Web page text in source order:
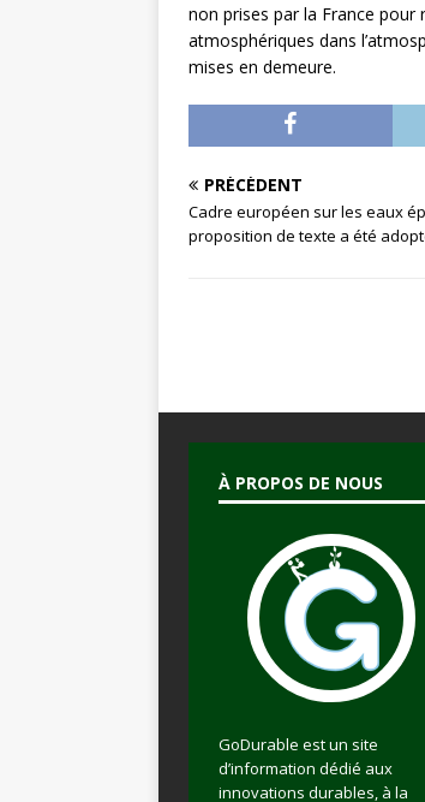
non prises par la France
atmosphériques dans
mises en demeure.
PRÉCÉDENT
Cadre européen sur les eaux
proposition de texte a été
À PROPOS DE NOUS
GoDurable est un site
d’information dédié aux
innovations durables, à la